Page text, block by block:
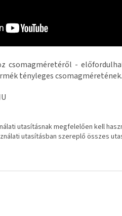
csomagméretéről -
tényleges csomagméretének.
utasításnak megfelelően kell
utasításban szereplő összes